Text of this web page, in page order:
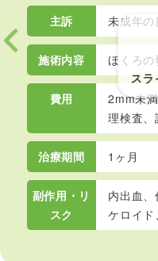
主訴 未成年の
施術内容 ほくろ
費用
2mm未
理検査
治療期間 1ヶ月
副作用・リ
スク
内出血、
ケロイ